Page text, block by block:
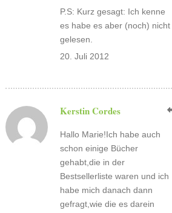
P.S: Kurz gesagt: Ich kenne
es habe es aber (noch) nicht
gelesen.
20. Juli 2012
Kerstin Cordes
Hallo Marie!Ich habe auch
schon einige Bücher
gehabt,die in der
Bestsellerliste waren und ich
habe mich danach dann
gefragt,wie die es darein